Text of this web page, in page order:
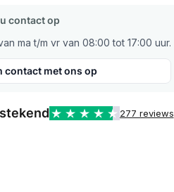
contact op
ma t/m vr van 08:00 tot 17:00 uur.
contact met ons op
277 reviews